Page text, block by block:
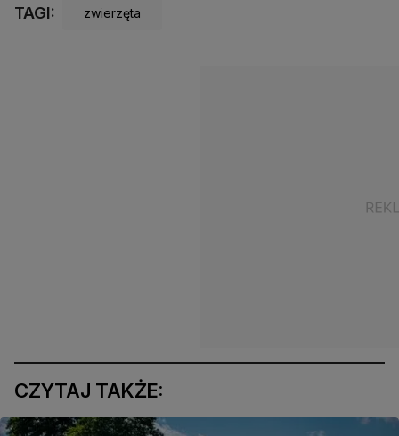
TAGI: zwierzęta
CZYTAJ TAKŻE: